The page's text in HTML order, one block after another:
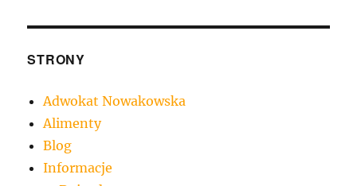
STRONY
Adwokat Nowakowska
Alimenty
Blog
Informacje